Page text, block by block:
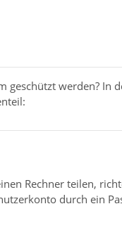
geschützt werden? In
Rechner teilen,
durch ein